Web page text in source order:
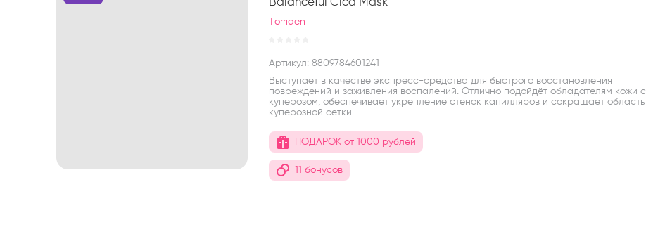
Torriden
Артикул: 8809784601241
Выступает в качестве экспресс-средства для быстрого восстановления
повреждений и заживления воспалений. Отлично подойдёт обладателям кожи с
куперозом, обеспечивает укрепление стенок капилляров и сокращает область
куперозной сетки.
ПОДАРОК от 1000 рублей
11 бонусов